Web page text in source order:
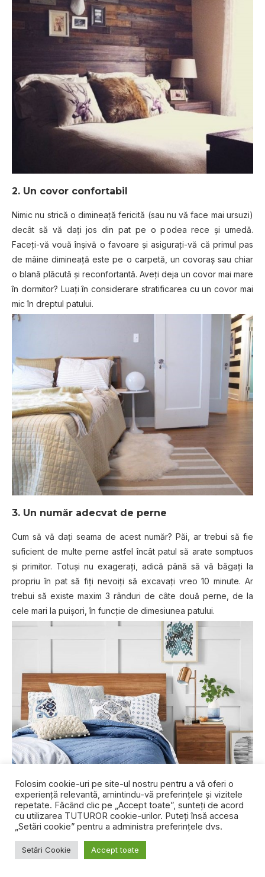
2. Un covor confortabil
Nimic nu strică o dimineață fericită (sau nu vă face mai ursuzi)
decât să vă dați jos din pat pe o podea rece și umedă.
Faceți-vă vouă înșivă o favoare și asigurați-vă că primul pas
de mâine dimineață este pe o carpetă, un covoraș sau chiar
o blană plăcută și reconfortantă. Aveți deja un covor mai mare
în dormitor? Luați în considerare stratificarea cu un covor mai
mic în dreptul patului.
3. Un număr adecvat de perne
Cum să vă dați seama de acest număr? Păi, ar trebui să fie
suficient de multe perne astfel încât patul să arate somptuos
și primitor. Totuși nu exagerați, adică până să vă băgați la
propriu în pat să fiți nevoiți să excavați vreo 10 minute. Ar
trebui să existe maxim 3 rânduri de câte două perne, de la
cele mari la puișori, în funcție de dimesiunea patului.
4. Un loc unde să stați (dar nu patul)
Un loc bun (sau mai multe) pentru a sta jos vă va servi la
întreținerea unei conversații, la cititul unei cărți, la banalul
încălțat de dimineață sau verificarea e-mailului, astfel încât să
nu stricați patul de-abia aranjat.
Folosim cookie-uri pe site-ul nostru pentru a vă oferi o
experiență relevantă, amintindu-vă preferințele și vizitele
repetate. Făcând clic pe „Accept toate”, sunteți de acord
cu utilizarea TUTUROR cookie-urilor. Puteți însă accesa
„Setări cookie” pentru a administra preferințele dvs.
Setări Cookie Accept toate